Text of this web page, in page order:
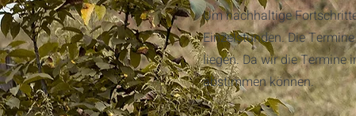
Um nachhaltige
Einzelstunden. Die
liegen. Da wir die Termine
abstimmen können.